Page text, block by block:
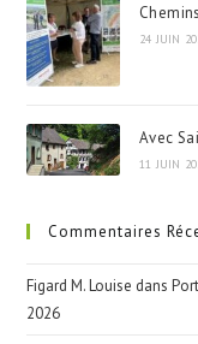
24 JUIN
Avec
11 JUIN
Commentaires
Figard M. Louise dans
2026